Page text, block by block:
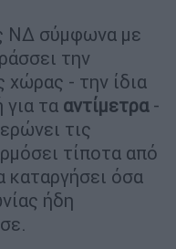
ΝΔ σύμφωνα με
την
χώρας - την ίδια
για τα αντίμετρα -
τις
τίποτα από
καταργήσει όσα
ήδη